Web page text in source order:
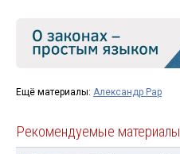
Ещё материалы: Александр Рар
Рекомендуемые материалы